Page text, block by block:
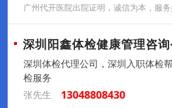
广州代开医院出院证明，诚信为本，服
深圳阳鑫体检健康管理咨询
深圳体检代理公司，深圳入职体检
检服务
张先生
13048808430